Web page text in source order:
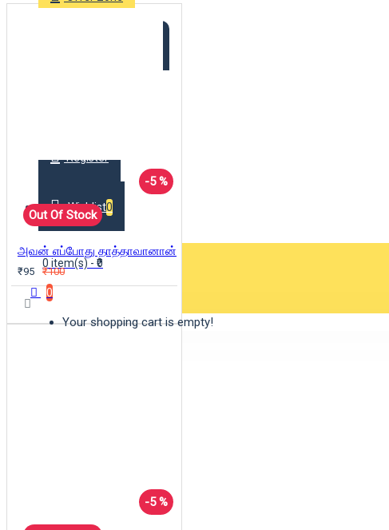
Register
Wishlist0
0 item(s) - ₹0
0
Your shopping cart is empty!
-5 %
Out Of Stock
அவன் எப்போது தாத்தாவானான்
₹95 ₹100
-5 %